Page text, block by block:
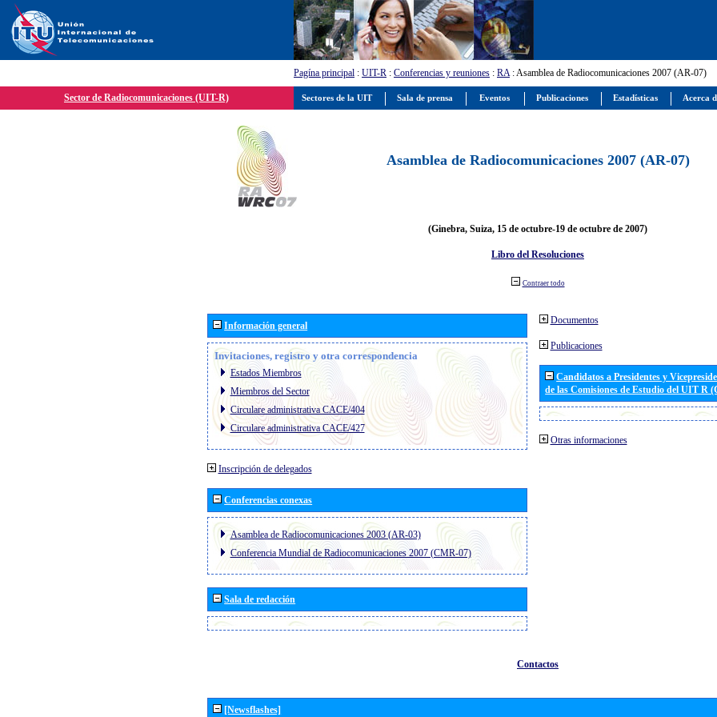
Pagína principal : UIT-R : Conferencias y reuniones : RA: Asamblea de Radiocomunicaciones 2007 (AR-07)
Sector de Radiocomunicaciones (UIT-R)
Asamblea de Radiocomunicaciones 2007 (AR-07)
(Ginebra, Suiza, 15 de octubre-19 de octubre de 2007)
Libro del Resoluciones
Contraer todo
Información general
Invitaciones, registro y otra correspondencia
Estados Miembros
Miembros del Sector
Circulare administrativa CACE/404
Circulare administrativa CACE/427
Inscripción de delegados
Conferencias conexas
Asamblea de Radiocomunicaciones 2003 (AR-03)
Conferencia Mundial de Radiocomunicaciones 2007 (CMR-07)
Sala de redacción
Documentos
Publicaciones
Candidatos a Presidentes y
de las Comisiones de Estudio del UIT R
Otras informaciones
Contactos
[Newsflashes]
Sectores de la UIT Sala de prensa Eventos Publicaciones Estadísticas Acerca